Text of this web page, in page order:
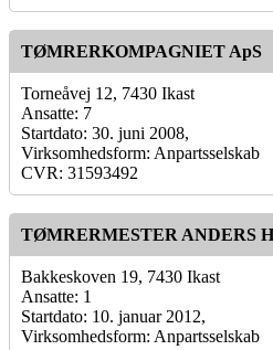
TØMRERKOMPAGNIET ApS
Torneåvej 12, 7430 Ikast
Ansatte: 7
Startdato: 30. juni 2008,
Virksomhedsform: Anpartsselskab
CVR: 31593492
TØMRERMESTER ANDERS
Bakkeskoven 19, 7430 Ikast
Ansatte: 1
Startdato: 10. januar 2012,
Virksomhedsform: Anpartsselskab